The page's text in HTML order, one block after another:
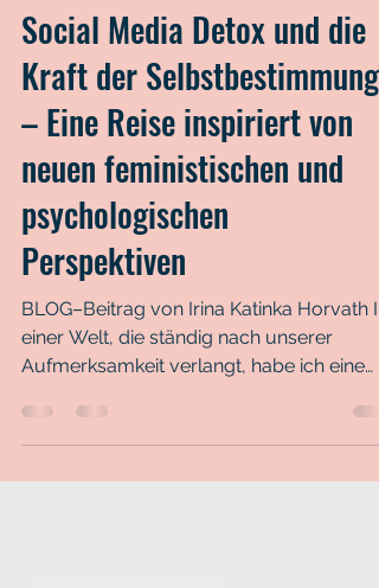
Irina Katinka Horvath
20. Sept. 2024
5 Min. Lesezeit
Social Media Detox und die
Kraft der Selbstbestimmung
– Eine Reise inspiriert von
neuen feministischen und
psychologischen
Perspektiven
BLOG–Beitrag von Irina Katinka Horvath In
Aufmerksamkeit verlangt, habe ich eine
Entscheidung...